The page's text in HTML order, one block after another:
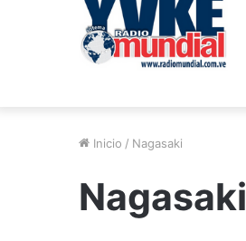
Inicio / Nagasaki
Nagasaki